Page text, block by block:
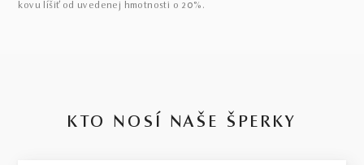
kovu líšiť od uvedenej hmotnosti o 20%.
KTO NOSÍ NAŠE ŠPERKY